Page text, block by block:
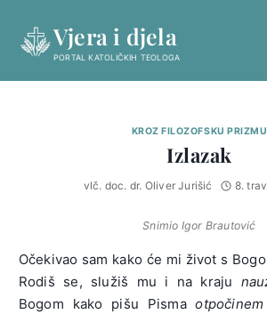
content
Vjera i djela
PORTAL KATOLIČKIH TEOLOGA
KROZ FILOZOFSKU PRIZMU
Izlazak
vlč. doc. dr. Oliver Jurišić 8.
Snimio Igor Brautović
Očekivao sam kako će mi život s
Rodiš se, služiš mu i na kraju
Bogom kako pišu Pisma